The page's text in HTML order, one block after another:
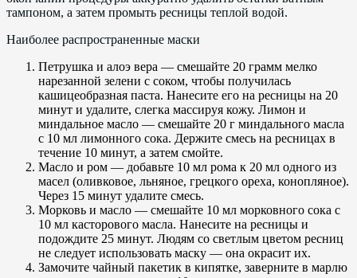
тампоном, а затем промыть ресницы теплой водой.
Наиболее распространенные маски
Петрушка и алоэ вера — смешайте 20 грамм мелко
нарезанной зелени с соком, чтобы получилась
кашицеобразная паста. Нанесите его на ресницы на 20
минут и удалите, слегка массируя кожу. Лимон и
миндальное масло — смешайте 20 г миндального масла
с 10 мл лимонного сока. Держите смесь на ресницах в
течение 10 минут, а затем смойте.
Масло и ром — добавьте 10 мл рома к 20 мл одного из
масел (оливковое, льняное, грецкого ореха, конопляное).
Через 15 минут удалите смесь.
Морковь и масло — смешайте 10 мл морковного сока с
10 мл касторового масла. Нанесите на ресницы и
подождите 25 минут. Людям со светлым цветом ресниц
не следует использовать маску — она окрасит их.
Замочите чайный пакетик в кипятке, заверните в марлю